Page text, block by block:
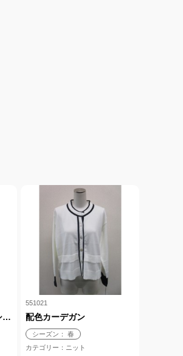
ナノシア刺繍ボーダーTシャツ
551021
配色カーデガン
シーズン： 春
カテゴリー：ニット